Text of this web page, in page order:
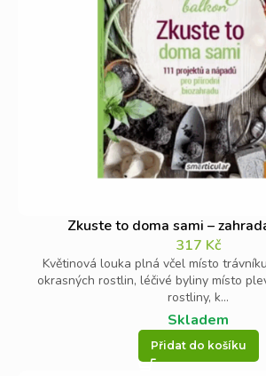
Zkuste to doma sami –
317 Kč
Květinová louka plná včel místo
okrasných rostlin, léčivé byliny místo
rostliny, k...
Skladem
Přidat do košíku